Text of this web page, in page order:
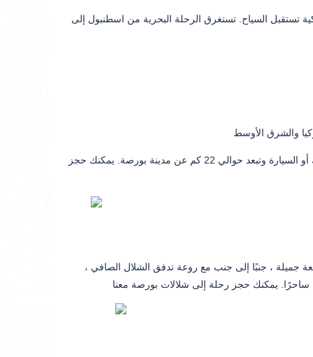
تستقبل السياح. تستغرق الرحلة البحرية من اسطنبول إلى
ارتفاعه 2543 مترا. يوجد بها حديقة وطنية جميلة ويمكن الوصول إليها عن طريق التلفريك أو السيارة وتبعد حوالي 22 كم عن مدينة بورصة. يمكنك حجز
جميلة ، جنبًا إلى جنب مع روعة تدفق الشلال الصافي ،